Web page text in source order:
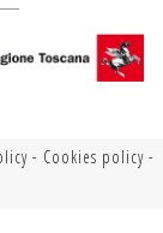
- Cookies policy-